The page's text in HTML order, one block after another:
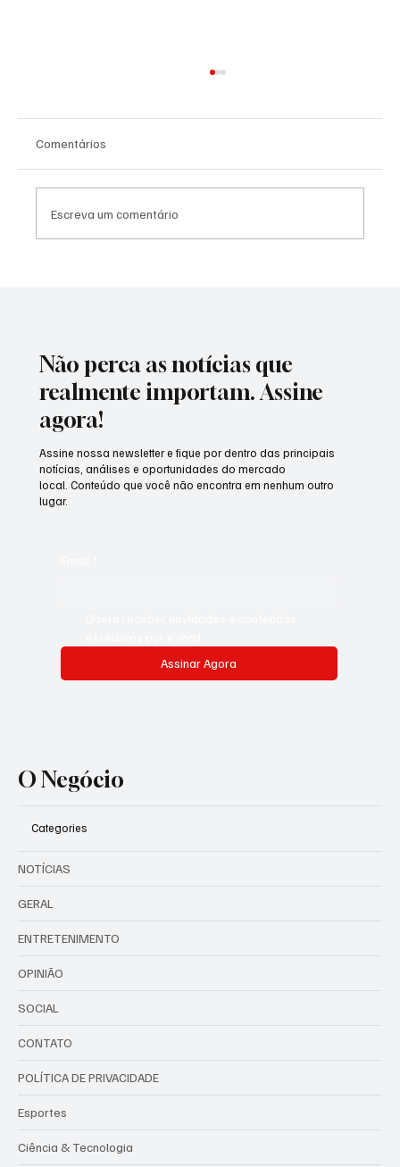
Comentários
Escreva um comentário
Não perca as notícias que
realmente importam. Assine
agora!
Assinar Agora
Assine nossa newsletter e fique por dentro das principais
notícias, análises e oportunidades do mercado
local. Conteúdo que você não encontra em nenhum outro
lugar.
O Negócio
Categories
NOTÍCIAS
GERAL
ENTRETENIMENTO
OPINIÃO
SOCIAL
CONTATO
POLÍTICA DE PRIVACIDADE
Esportes
Ciência & Tecnologia